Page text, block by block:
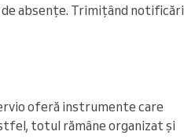
de absențe. Trimițând notificări
oferă instrumente care
totul rămâne organizat și